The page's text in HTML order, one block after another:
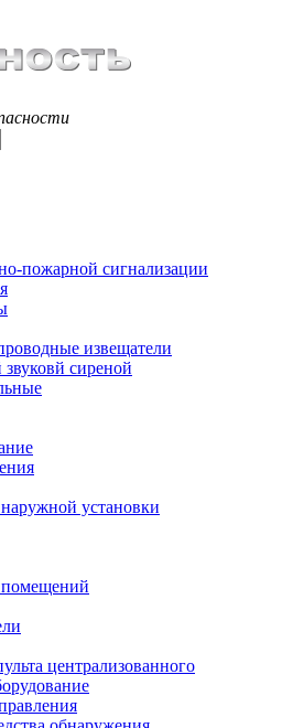
пожарной сигнализации
извещатели
сиреной
установки
помещений
централизованного